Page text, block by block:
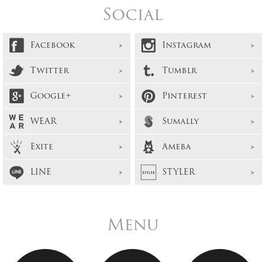
Social
Facebook
Instagram
Twitter
Tumblr
Google+
Pinterest
WEAR
Sumally
Exite
Ameba
LINE
STYLER
Menu